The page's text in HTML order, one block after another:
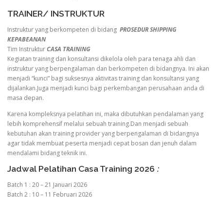
TRAINER/ INSTRUKTUR
Instruktur yang berkompeten di bidang PROSEDUR SHIPPING
KEPABEANAN
Tim InstrukturCASA TRAINING
Kegiatan training dan konsultansi dikelola oleh para tenaga ahli dan
instruktur yang berpengalaman dan berkompeten di bidangnya. Ini akan
menjadi “kunci” bagi suksesnya aktivitas training dan konsultansi yang
dijalankan.Juga menjadi kunci bagi perkembangan perusahaan anda di
masa depan.
Karena kompleksnya pelatihan ini, maka dibutuhkan pendalaman yang
lebih komprehensif melalui sebuah training.Dan menjadi sebuah
kebutuhan akan training provider yang berpengalaman di bidangnya
agar tidak membuat peserta menjadi cepat bosan dan jenuh dalam
mendalami bidang teknik ini.
Jadwal Pelatihan Casa Training 2026 :
Batch 1 : 20 – 21 Januari 2026
Batch 2 : 10 – 11 Februari 2026